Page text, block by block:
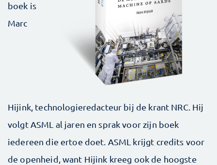
boek is
Marc
Hijink, technologieredacteur bij de krant NRC. Hij
volgt ASML al jaren en sprak voor zijn boek
iedereen die ertoe doet. ASML krijgt credits voor
de openheid, want Hijink kreeg ook de hoogste